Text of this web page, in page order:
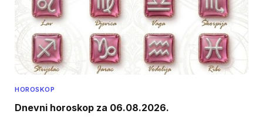
HOROSKOP
Dnevni horoskop za 06.08.2026.